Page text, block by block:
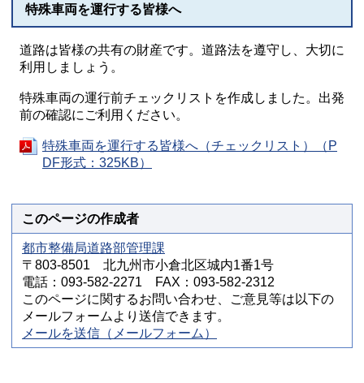
特殊車両を運行する皆様へ
道路は皆様の共有の財産です。道路法を遵守し、大切に
利用しましょう。
特殊車両の運行前チェックリストを作成しました。出発
前の確認にご利用ください。
特殊車両を運行する皆様へ（チェックリスト）（P
DF形式：325KB）
このページの作成者
都市整備局道路部管理課
〒803-8501 北九州市小倉北区城内1番1号
電話：093-582-2271 FAX：093-582-2312
このページに関するお問い合わせ、ご意見等は以下の
メールフォームより送信できます。
メールを送信（メールフォーム）